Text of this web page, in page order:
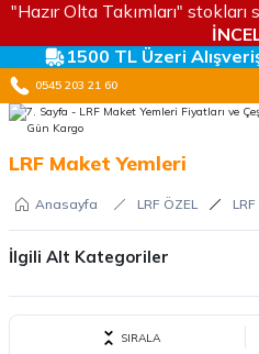
"Hazır Olta Takımları"
1500 TL Üzeri
0545 203 21 60
LRF Maket Yemleri
Anasayfa LRF ÖZEL
İlgili Alt Kategoriler
Dalarlı LRF
Su Üstü LRF
SIRALA